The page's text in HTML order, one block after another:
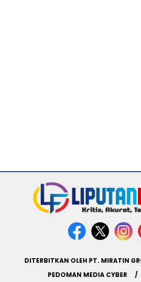
DITERBITKAN OLEH PT. MIRATIN
PEDOMAN MEDIA CYBER